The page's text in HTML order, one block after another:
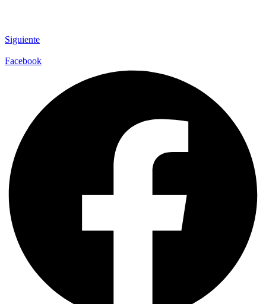
Siguiente
Facebook